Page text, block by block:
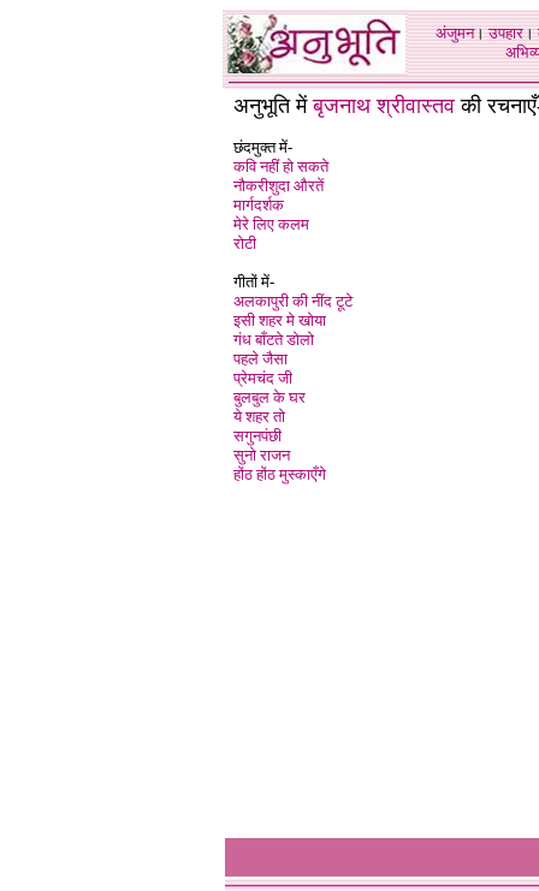
अंजुमन।उपहार।
अनुभूति मेंबृजनाथ श्रीवास्तवकी
छंदमुक्त में-
कवि नहीं हो सकते
नौकरीशुदा औरतें
मार्गदर्शक
मेरे लिए कलम
रोटी
गीतों में-
अलकापुरी की नींद टूटे
इसी शहर मे खोया
गंध बाँटते डोलो
पहले जैसा
प्रेमचंद जी
बुलबुल के घर
ये शहर तो
सगुनपंछी
सुनो राजन
होंठ होंठ मुस्काएँगे